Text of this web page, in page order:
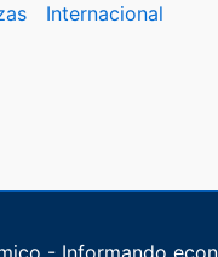
Internacional
- Informando